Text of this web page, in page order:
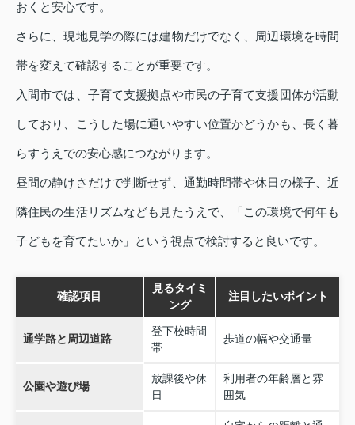
おくと安心です。
さらに、現地見学の際には建物だけでなく、周辺環境を時間
帯を変えて確認することが重要です。
入間市では、子育て支援拠点や市民の子育て支援団体が活動
しており、こうした場に通いやすい位置かどうかも、長く暮
らすうえでの安心感につながります。
昼間の静けさだけで判断せず、通勤時間帯や休日の様子、近
隣住民の生活リズムなども見たうえで、「この環境で何年も
子どもを育てたいか」という視点で検討すると良いです。
確認項目
見るタイミ
ング
注目したいポイント
通学路と周辺道路
登下校時間
帯
歩道の幅や交通量
公園や遊び場
放課後や休
日
利用者の年齢層と雰
囲気